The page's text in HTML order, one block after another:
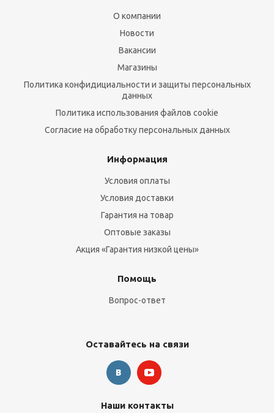
О компании
Новости
Вакансии
Магазины
Политика конфидициальности и защиты персональных
данных
Политика использования файлов cookie
Согласие на обработку персональных данных
Информация
Условия оплаты
Условия доставки
Гарантия на товар
Оптовые заказы
Акция «Гарантия низкой цены»
Помощь
Вопрос-ответ
Оставайтесь на связи
Наши контакты